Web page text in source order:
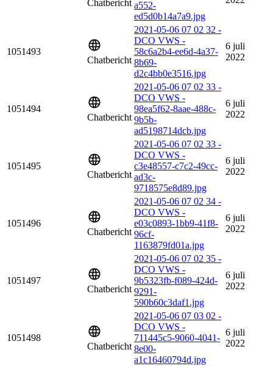
Chatbericht a552-
ed5d0b14a7a9.jpg
1051493
Chatbericht
2021-05-06 07 02 32 -
DCO VWS -
58c6a2b4-ee6d-4a37-
8b69-
d2c4bb0e3516.jpg
6 juli
2022
1051494
Chatbericht
2021-05-06 07 02 33 -
DCO VWS -
98ea5f62-8aae-488c-
9b5b-
ad5198714dcb.jpg
6 juli
2022
1051495
Chatbericht
2021-05-06 07 02 33 -
DCO VWS -
c3e48557-c7c2-49cc-
ad3c-
9718575e8d89.jpg
6 juli
2022
1051496
Chatbericht
2021-05-06 07 02 34 -
DCO VWS -
e03c0893-1bb9-41f8-
96cf-
1163879fd01a.jpg
6 juli
2022
1051497
Chatbericht
2021-05-06 07 02 35 -
DCO VWS -
9b5323fb-f089-424d-
9291-
590b60c3daf1.jpg
6 juli
2022
1051498
Chatbericht
2021-05-06 07 03 02 -
DCO VWS -
711445c5-9060-4041-
8e00-
a1c16460794d.jpg
6 juli
2022